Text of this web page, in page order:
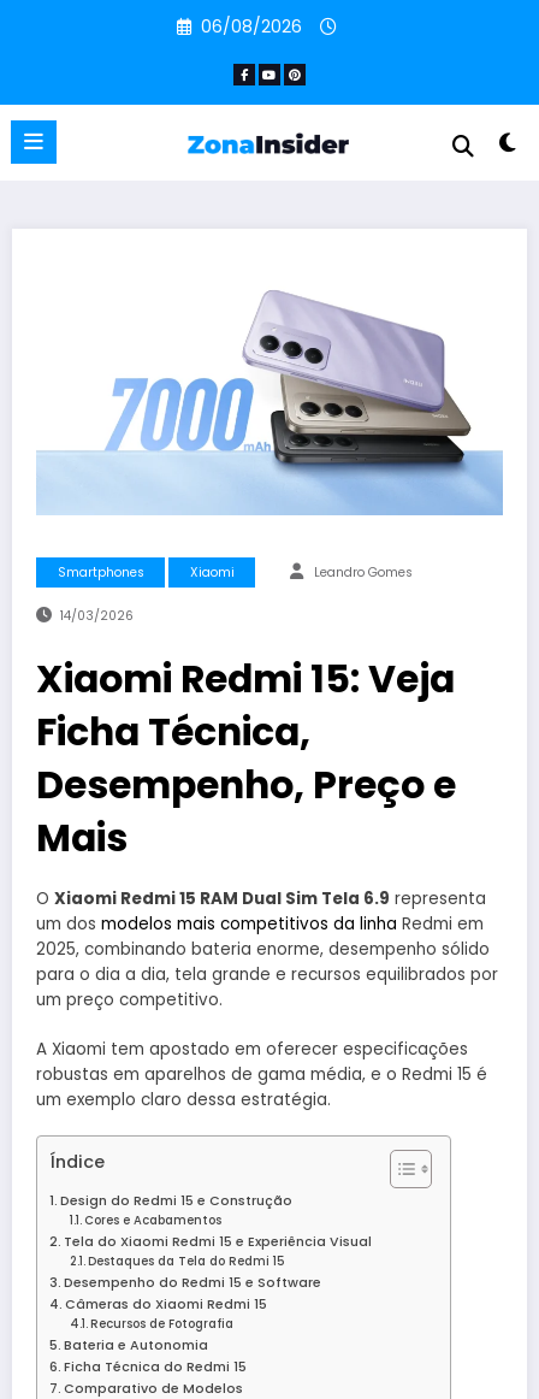
06/08/2026
Smartphones Xiaomi Leandro Gomes
14/03/2026
Xiaomi Redmi 15: Veja
Ficha Técnica,
Desempenho, Preço e
Mais
O Xiaomi Redmi 15 RAM Dual Sim Tela 6.9 representa
um dos modelos mais competitivos da linha Redmi em
2025, combinando bateria enorme, desempenho sólido
para o dia a dia, tela grande e recursos equilibrados por
um preço competitivo.
A Xiaomi tem apostado em oferecer especificações
robustas em aparelhos de gama média, e o Redmi 15 é
um exemplo claro dessa estratégia.
Índice
Design do Redmi 15 e Construção
Cores e Acabamentos
Tela do Xiaomi Redmi 15 e Experiência Visual
Destaques da Tela do Redmi 15
Desempenho do Redmi 15 e Software
Câmeras do Xiaomi Redmi 15
Recursos de Fotografia
Bateria e Autonomia
Ficha Técnica do Redmi 15
Comparativo de Modelos